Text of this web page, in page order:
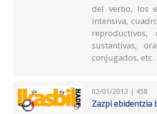
del verbo, los
intensiva,
reproductivos,
sustantivas,
conjugados, etc.
02/01/2013 | 458
Zazpi ebidentzia